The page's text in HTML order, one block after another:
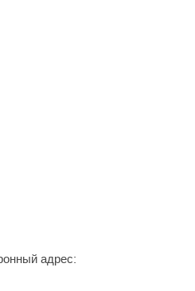
адрес: